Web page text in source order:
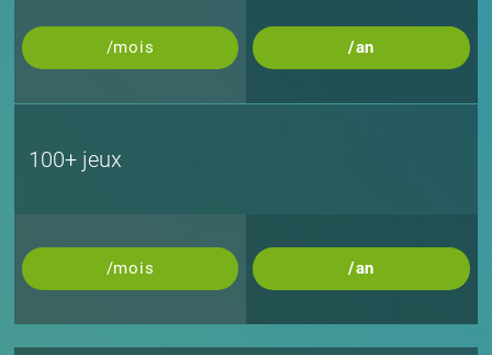
/mois /an
100+ jeux
/mois /an